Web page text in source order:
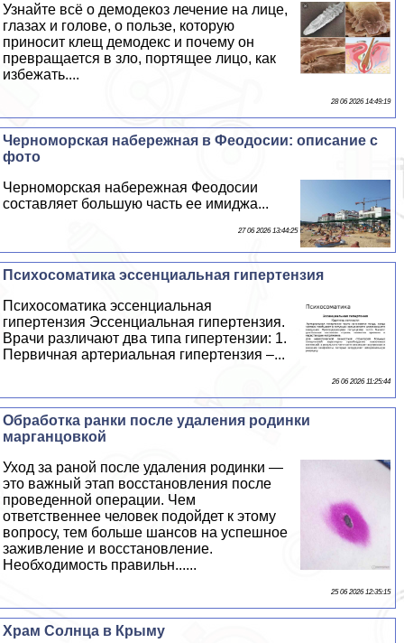
Узнайте всё о демодекоз лечение на лице,
глазах и голове, о пользе, которую
приносит клещ демодекс и почему он
превращается в зло, портящее лицо, как
избежать....
28 06 2026 14:49:19
Черноморская набережная в Феодосии: описание с
фото
Черноморская набережная Феодосии
составляет большую часть ее имиджа...
27 06 2026 13:44:25
Психосоматика эссенциальная гипертензия
Психосоматика эссенциальная
гипертензия Эссенциальная гипертензия.
Врачи различают два типа гипертензии: 1.
Первичная артериальная гипертензия –...
26 06 2026 11:25:44
Обработка ранки после удаления родинки
марганцовкой
Уход за раной после удаления родинки —
это важный этап восстановления после
проведенной операции. Чем
ответственнее человек подойдет к этому
вопросу, тем больше шансов на успешное
заживление и восстановление.
Необходимость правильн......
25 06 2026 12:35:15
Храм Солнца в Крыму